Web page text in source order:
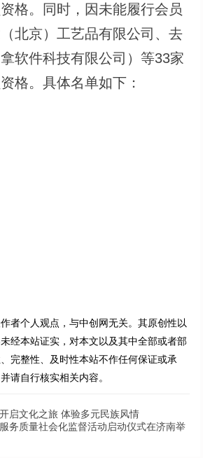
格。同时，因未能履行会员
北京）工艺品有限公司、去
软件科技有限公司）等33家
格。具体名单如下：
者个人观点，与中创网无关。其原创性以
经本站证实，对本文以及其中全部或者部
完整性、及时性本站不作任何保证或承
请自行核实相关内容。
启文化之旅 体验多元民族风情
务质量社会化监督活动启动仪式在济南举